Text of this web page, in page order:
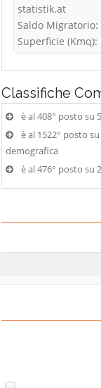
statistik.at
Saldo
Superficie
Classifiche
è al 408° posto su
è al 1522° posto
demografica
è al 476° posto su